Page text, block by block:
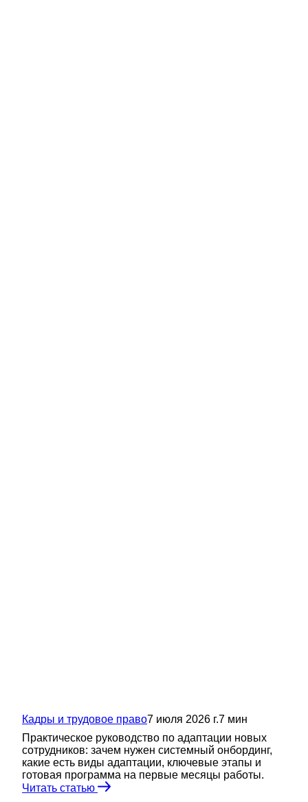
Кадры и трудовое право7 июля 2026 г.7 мин
Практическое руководство по адаптации новых
сотрудников: зачем нужен системный онбординг,
какие есть виды адаптации, ключевые этапы и
готовая программа на первые месяцы работы.
Читать статью